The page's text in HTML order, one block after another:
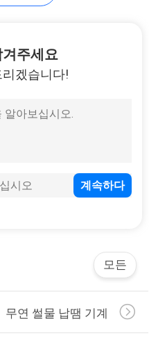
6
주세요
겠습니다!
모든
무연 썰물 납땜 기계